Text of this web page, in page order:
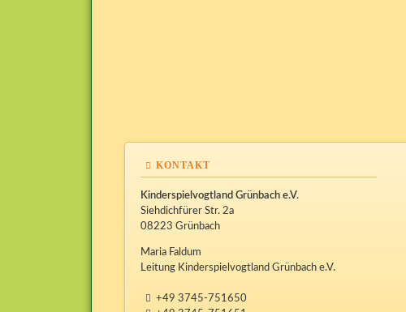
KONTAKT
Kinderspielvogtland Grünbach e.V.
Siehdichfürer Str. 2a
08223 Grünbach
Maria Faldum
Leitung Kinderspielvogtland Grünbach e.V.
+49 3745-751650